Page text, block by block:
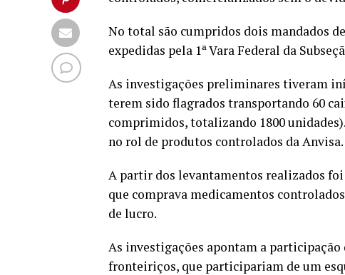
No total são cumpridos dois mandados
expedidas pela 1ª Vara Federal da
As investigações preliminares tiveram
terem sido flagrados transportando 60
comprimidos, totalizando 1800
no rol de produtos controlados da Anvisa.
A partir dos levantamentos realizados
que comprava medicamentos
de lucro.
As investigações apontam a
fronteiriços, que participariam de um